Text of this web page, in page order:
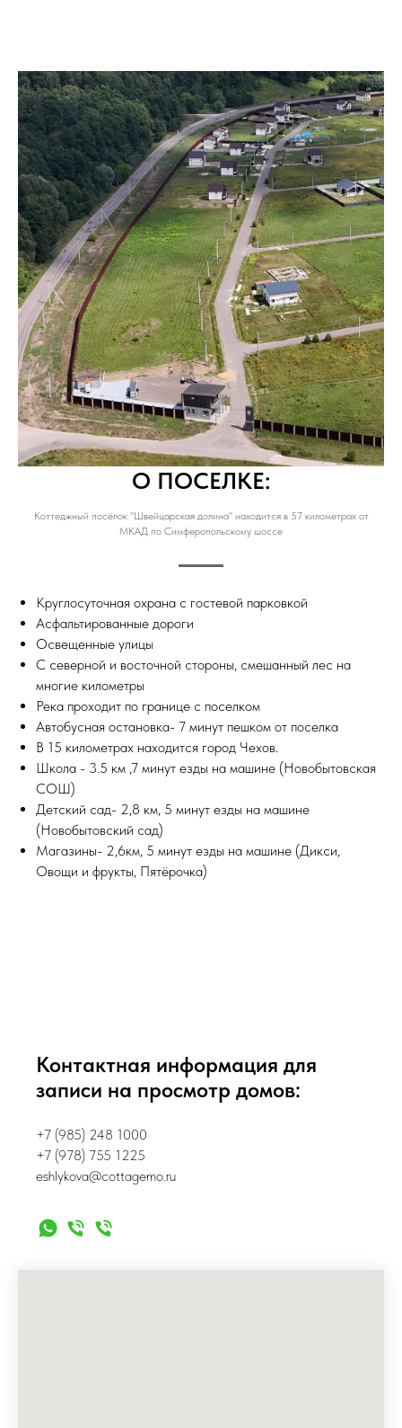
О ПОСЕЛКЕ:
Коттеджный посёлок "Швейцарская долина" находится в 57 километрах от
МКАД по Симферопольскому шоссе
Круглосуточная охрана с гостевой парковкой
Асфальтированные дороги
Освещенные улицы
С северной и восточной стороны, смешанный лес на
многие километры
Река проходит по границе с поселком
Автобусная остановка- 7 минут пешком от поселка
В 15 километрах находится город Чехов.
Школа - 3.5 км ,7 минут езды на машине (Новобытовская
СОШ)
Детский сад- 2,8 км, 5 минут езды на машине
(Новобытовский сад)
Магазины- 2,6км, 5 минут езды на машине (Дикси,
Овощи и фрукты, Пятёрочка)
Контактная информация для
записи на просмотр домов:
+7 (985) 248 1000
+7 (978) 755 1225
eshlykova@cottagemo.ru